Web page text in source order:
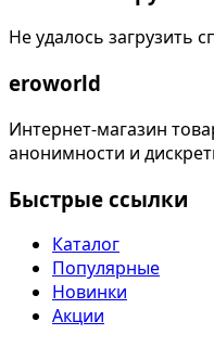
Не удалось загрузить
eroworld
Интернет-магазин
анонимности и
Быстрые ссылки
Каталог
Популярные
Новинки
Акции